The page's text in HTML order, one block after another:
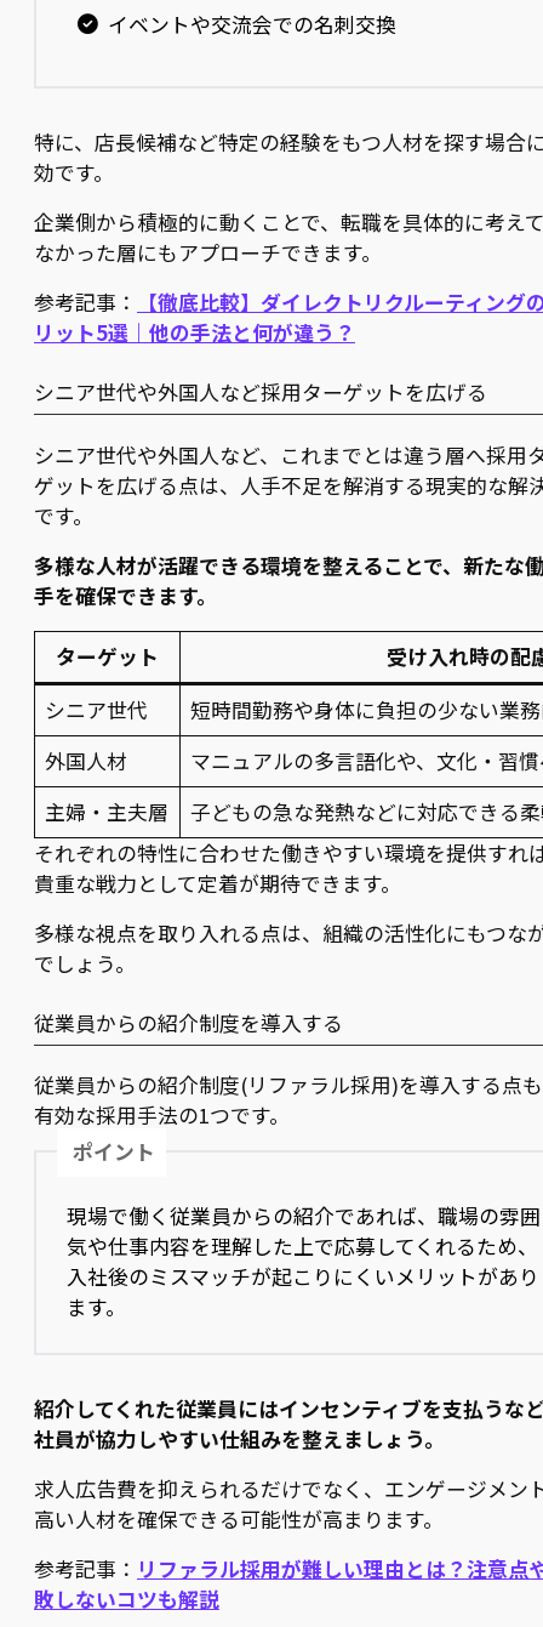
イベントや交流会での名刺交換
特に、店長候補など特定の経験をもつ人材を探す場合
効です。
企業側から積極的に動くことで、転職を具体的に考え
なかった層にもアプローチできます。
参考記事：
【徹底比較】ダイレクトリクルーティング
リット5選｜他の手法と何が違う？
シニア世代や外国人など採用ターゲットを広げる
シニア世代や外国人など、これまでとは違う層へ採用
ゲットを広げる点は、人手不足を解消する現実的な解
です。
多様な人材が活躍できる環境を整えることで、新たな
手を確保できます。
ターゲット
受け入れ時の配
シニア世代
短時間勤務や身体に負担の少ない業
外国人材
マニュアルの多言語化や、文化・習
主婦・主夫層
子どもの急な発熱などに対応できる
それぞれの特性に合わせた働きやすい環境を提供すれ
貴重な戦力として定着が期待できます。
多様な視点を取り入れる点は、組織の活性化にもつな
でしょう。
従業員からの紹介制度を導入する
従業員からの紹介制度(リファラル採用)を導入する点
有効な採用手法の1つです。
ポイント
現場で働く従業員からの紹介であれば、職場の雰囲
気や仕事内容を理解した上で応募してくれるため、
入社後のミスマッチが起こりにくいメリットがあり
ます。
紹介してくれた従業員にはインセンティブを支払うな
社員が協力しやすい仕組みを整えましょう。
求人広告費を抑えられるだけでなく、エンゲージメン
高い人材を確保できる可能性が高まります。
参考記事： リファラル採用が難しい理由とは？注意点
敗しないコツも解説